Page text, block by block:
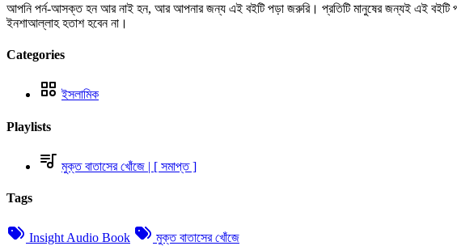
আপনি পর্ন-আসক্ত হন আর নাই হন, আর আপনার জন্য এই বইটি পড়া জরুরি। প্রতিটি মানুষের জন্যই এই বইটি
ইনশাআল্লাহ হতাশ হবেন না।
Categories
ইসলামিক
Playlists
মুক্ত বাতাসের খোঁজে | [ সমাপ্ত ]
Tags
Insight Audio Book মুক্ত বাতাসের খোঁজে